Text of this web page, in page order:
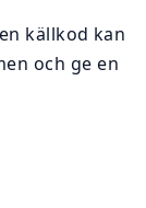
källkod kan
och ge en